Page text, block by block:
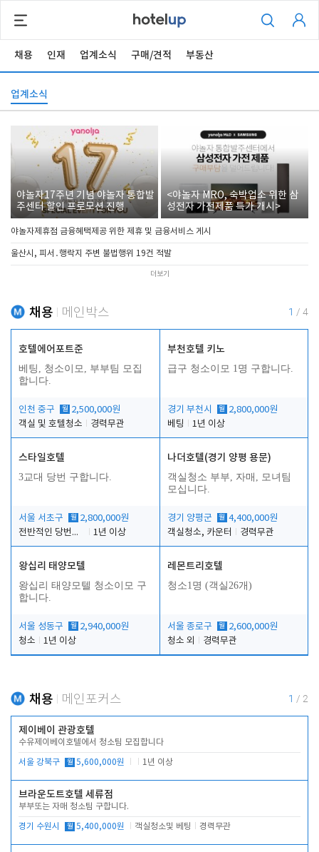
채용 인재 업계소식 구매/견적 부동산
업계소식
야놀자17주년 기념 야놀자 통합발
주센터 할인 프로모션 진행
<야놀자 MRO, 숙박업소 위한 삼
성전자 가전제품 특가 개시>
야놀자제휴점 금융혜택제공 위한 제휴 및 금융서비스 게시
울산시, 피서․행락지 주변 불법행위 19건 적발
더보기
채용 메인박스 1 / 4
호텔에어포트준
베팅, 청소이모, 부부팀 모집
합니다.
인천 중구 월 2,500,000원
객실 및 호텔청소
경력무관
부천호텔 키노
급구 청소이모 1명 구합니다.
경기 부천시 월 2,800,000원
베팅
1년 이상
스타일호텔
3교대 당번 구합니다.
서울 서초구 월 2,800,000원
전반적인 당번업무
1년 이상
나더호텔(경기 양평 용문)
객실청소 부부, 자매, 모녀팀
모십니다.
경기 양평군 월 4,400,000원
객실청소, 카운터
경력무관
왕십리 태양모텔
왕십리 태양모텔 청소이모 구
합니다.
서울 성동구 월 2,940,000원
청소
1년 이상
레몬트리호텔
청소1명 (객실26개)
서울 종로구 월 2,600,000원
청소 외
경력무관
채용 메인포커스 1 / 2
제이베이 관광호텔
수유제이베이호텔에서 청소팀 모집합니다
서울 강북구 월 5,600,000원 1년 이상
브라운도트호텔 세류점
부부또는 자매 청소팀 구합니다.
경기 수원시 월 5,400,000원 객실청소및 베팅 경력무관